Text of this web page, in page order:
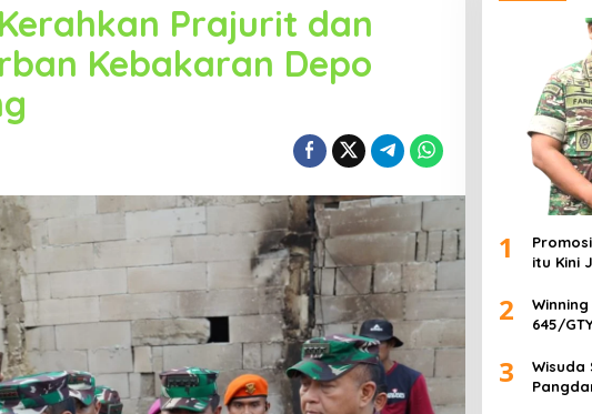
Prajurit dan
Kebakaran Depo
1
itu Kini
2
645/
3
Wisuda